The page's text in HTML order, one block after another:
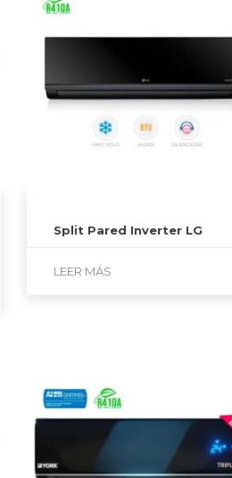
Split Pared Inverter LG
LEER MÁS